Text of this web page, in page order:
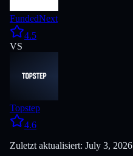
FundedNext
4.5
VS
Topstep
4.6
Zuletzt aktualisiert: July 3, 2026